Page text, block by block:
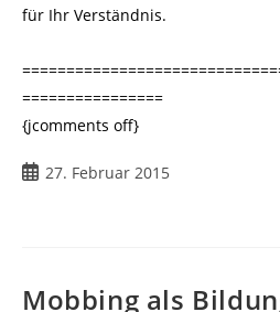
für Ihr Verständnis.
================
{jcomments off}
27. Februar 2015
Mobbing als